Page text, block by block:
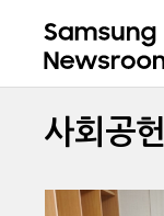
사회공헌